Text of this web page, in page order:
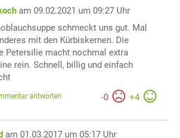
am 09.02.2021 um 09:27 Uhr
schmeckt uns gut. Mal
mit den Kürbiskernen. Die
Petersilie macht nochmal extra
rein. Schnell, billig und einfach
-0 +4
antworten
am 01.03.2017 um 05:17 Uhr